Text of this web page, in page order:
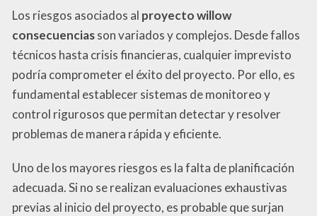
Los riesgos asociados al proyecto willow
consecuenciasson variados y complejos. Desde fallos
técnicos hasta crisis financieras, cualquier imprevisto
podría comprometer el éxito del proyecto. Por ello, es
fundamental establecer sistemas de monitoreo y
control rigurosos que permitan detectar y resolver
problemas de manera rápida y eficiente.
Uno de los mayores riesgos es la falta de planificación
adecuada. Si no se realizan evaluaciones exhaustivas
previas al inicio del proyecto, es probable que surjan